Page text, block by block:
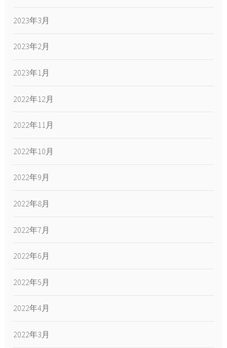
2023年3月
2023年2月
2023年1月
2022年12月
2022年11月
2022年10月
2022年9月
2022年8月
2022年7月
2022年6月
2022年5月
2022年4月
2022年3月